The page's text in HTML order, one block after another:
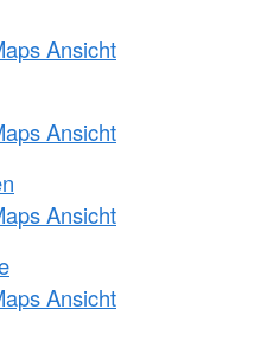
Ansicht
Ansicht
Ansicht
Ansicht